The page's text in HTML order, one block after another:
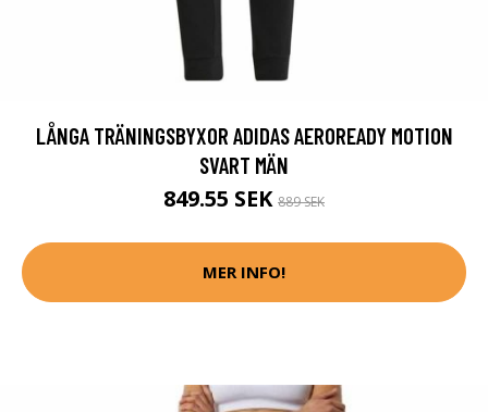
LÅNGA TRÄNINGSBYXOR ADIDAS AEROREADY MOTION
SVART MÄN
849.55 SEK 889 SEK
MER INFO!